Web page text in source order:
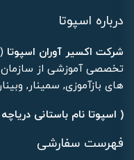
درباره اسپوتا
شرکت اکسیر آوران اسپوتا
تخصصی آموزشی از سازمان
های بازآموزی, سمینار,
( اسپوتا نام باستانی
فهرست سفارشی